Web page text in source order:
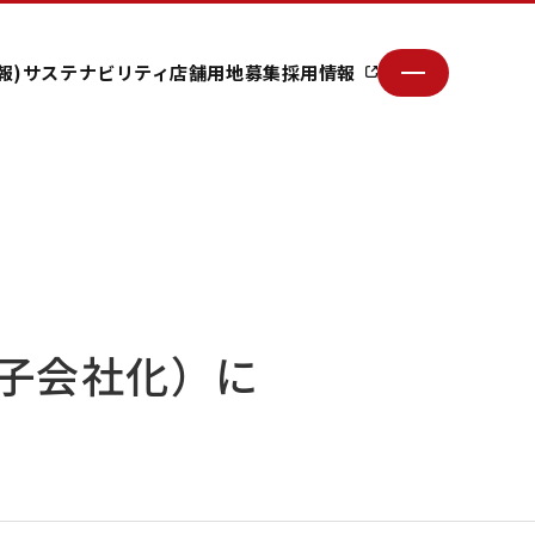
)サステナビリティ店舗用地募集採用情報
会社化）に